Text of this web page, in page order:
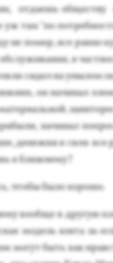
от­да­ешь об­щес­тву
уж там "по
по­мер, все рав­но
в
си­дел на уны­лом
он на­чинал
на­чинал
де­неж­ки я свои все
к ближ­не­му?
что­бы бы­ло хо­рошо.
во­об­ще в дру­гую
мо­дель взя­та за
мо­гут быть как